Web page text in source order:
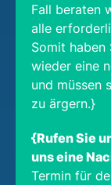
Fall beraten
alle
Somit
wieder eine
und müssen
zu ärgern.}
{Rufen Sie
uns eine
Termin für